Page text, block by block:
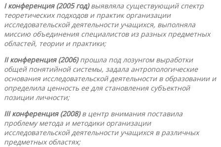
I конференция (2005 год)выявляла существующий спектр
теоретических подходов и практик организации
исследовательской деятельности учащихся, выполняла
миссию объединения специалистов из разных предметных
областей, теории и практики;
II конференция (2006)прошла под лозунгом выработки
общей понятийной системы, задала антропологические
основания исследовательской деятельности в образовании и
определила ценность ее для становления субъектной
позиции личности;
III конференция (2008)в центр внимания поставила
проблему метода и методики организации
исследовательской деятельности учащихся в различных
предметных областях;